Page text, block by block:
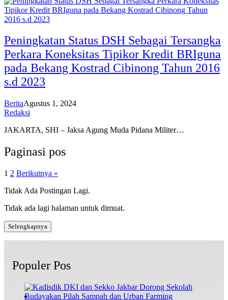
Peningkatan Status DSH Sebagai Tersangka
Perkara Koneksitas Tipikor Kredit BRIguna
pada Bekang Kostrad Cibinong Tahun 2016
s.d 2023
BeritaAgustus 1, 2024
Redaksi
JAKARTA, SHI – Jaksa Agung Muda Pidana Militer…
Paginasi pos
1 2 Berikutnya »
Tidak Ada Postingan Lagi.
Tidak ada lagi halaman untuk dimuat.
Selengkapnya
Populer Pos